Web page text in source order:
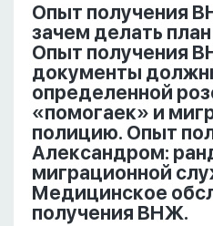
Опыт получения
зачем делать
Опыт получения
документы
определенной
«помогаек» и
полицию. Опыт
Александром:
миграционной
Медицинское
получения ВНЖ.